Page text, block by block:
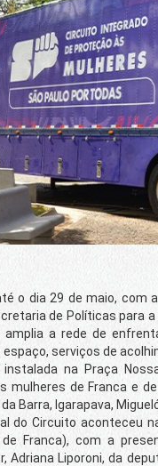
dia 29 de maio, com a
de Políticas para
a rede de
espaço, serviços de
na Praça Nossa
mulheres de Franca e
Barra, Igarapava,
Circuito aconteceu na
Franca), com a
Adriana Liporoni, da